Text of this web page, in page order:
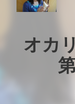
オカ